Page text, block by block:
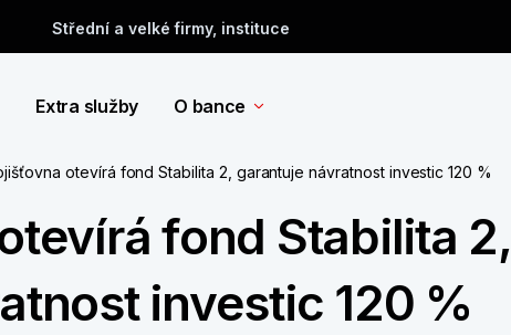
Střední a velké firmy, instituce
Extra služby O bance
otevírá fond Stabilita 2, garantuje návratnost investic 120 %
fond Stabilita 2,
investic 120 %